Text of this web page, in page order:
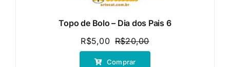
Topo de Bolo – Dia dos Pais 6
R$20,00O
preço
R$5,00
O
preço
Comprar